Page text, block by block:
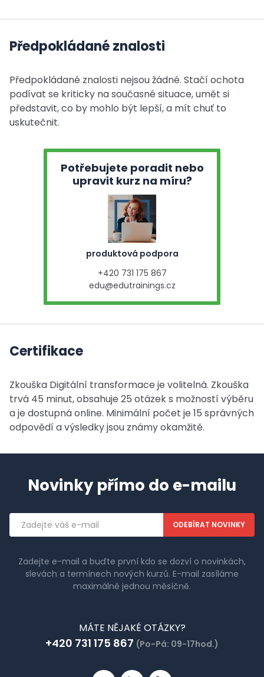
Předpokládané znalosti
Předpokládané znalosti nejsou žádné. Stačí ochota
podívat se kriticky na současné situace, umět si
představit, co by mohlo být lepší, a mít chuť to
uskutečnit.
Potřebujete poradit nebo
upravit kurz na míru?
produktová podpora
+420 731 175 867
edu@edutrainings.cz
Certifikace
Zkouška Digitální transformace je volitelná. Zkouška
trvá 45 minut, obsahuje 25 otázek s možností výběru
a je dostupná online. Minimální počet je 15 správných
odpovědí a výsledky jsou známy okamžitě.
Novinky přímo do e-mailu
Emailová
adresa
Zadejte e-mail a buďte první kdo se dozví o novinkách,
slevách a termínech nových kurzů. E-mail zasíláme
maximálně jednou měsíčně.
MÁTE NĚJAKÉ OTÁZKY?
+420 731 175 867 (Po-Pá: 09-17hod.)